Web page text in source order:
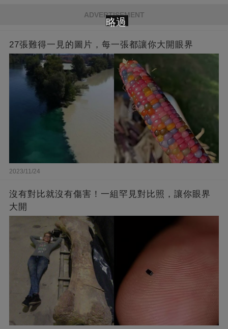
ADVERTISEMENT
27張難得一見的圖片，每一張都讓你大開眼界
2023/11/24
沒有對比就沒有傷害！一組罕見對比照，讓你眼界
大開
略過